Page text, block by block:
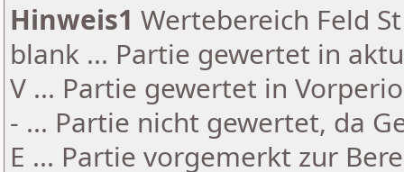
Hinweis1 Wertebereich Feld
blank ... Partie gewertet in
V ... Partie gewertet in
- ... Partie nicht gewertet, da
E ... Partie vorgemerkt zur